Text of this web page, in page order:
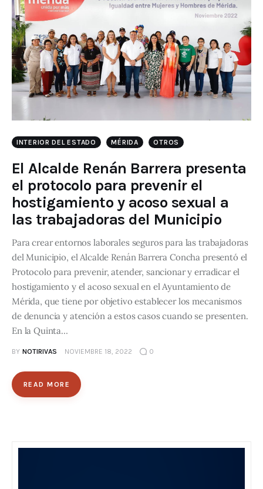
INTERIOR DEL ESTADO MÉRIDA OTROS
El Alcalde Renán Barrera presenta
el protocolo para prevenir el
hostigamiento y acoso sexual a
las trabajadoras del Municipio
Para crear entornos laborales seguros para las trabajadoras
del Municipio, el Alcalde Renán Barrera Concha presentó el
Protocolo para prevenir, atender, sancionar y erradicar el
hostigamiento y el acoso sexual en el Ayuntamiento de
Mérida, que tiene por objetivo establecer los mecanismos
de denuncia y atención a estos casos cuando se presenten.
En la Quinta…
BY NOTIRIVAS NOVIEMBRE 18, 2022 0
READ MORE